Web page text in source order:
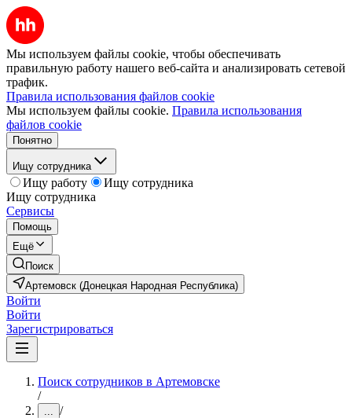
Мы используем файлы cookie, чтобы обеспечивать
правильную работу нашего веб-сайта и анализировать сетевой
трафик.
Правила использования файлов cookie
Мы используем файлы cookie. Правила использования
файлов cookie
Понятно
Ищу сотрудника
Ищу работу
Ищу сотрудника
Ищу сотрудника
Сервисы
Помощь
Ещё
Поиск
Артемовск (Донецкая Народная Республика)
Войти
Войти
Зарегистрироваться
Поиск сотрудников в Артемовске
/
... /